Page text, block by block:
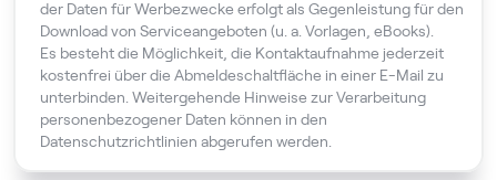
der Daten für Werbezwecke erfolgt als Gegenleistung für den
Download von Serviceangeboten (u. a. Vorlagen, eBooks).
Es besteht die Möglichkeit, die Kontaktaufnahme jederzeit
kostenfrei über die Abmeldeschaltfläche in einer E-Mail zu
unterbinden. Weitergehende Hinweise zur Verarbeitung
personenbezogener Daten können in den
Datenschutzrichtlinien abgerufen werden.